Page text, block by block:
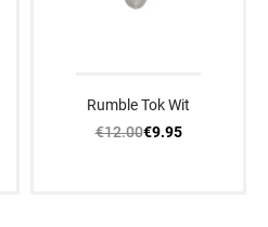
Rumble Tok Wit
€12.00€9.95